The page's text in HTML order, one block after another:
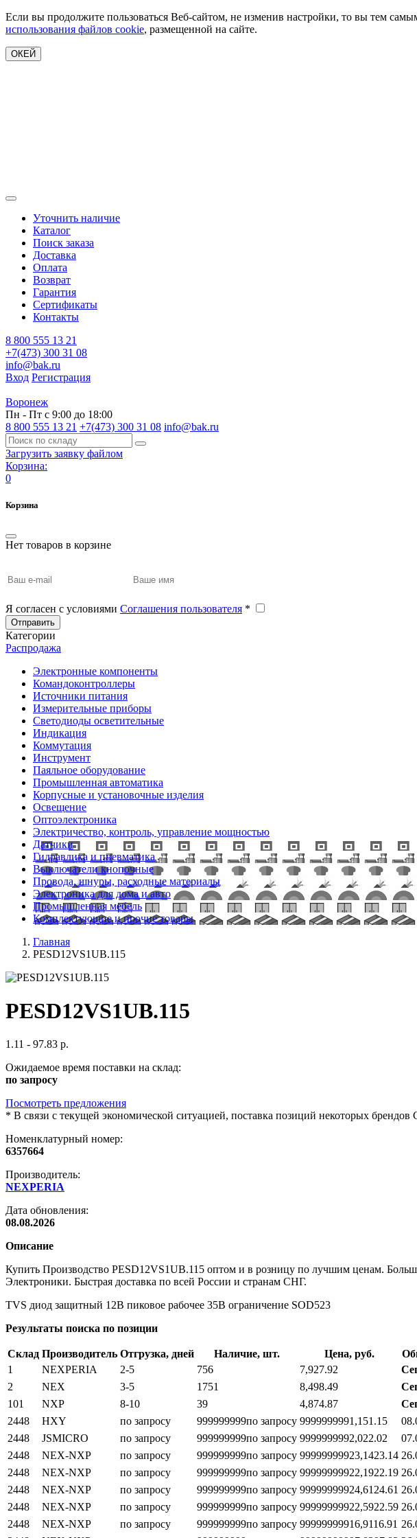
Если вы продолжите пользоваться Веб-сайтом, не изменив настройки, то вы тем
использования файлов cookie, размещенной на сайте.
ОКЕЙ
Уточнить наличие
Каталог
Поиск заказа
Доставка
Оплата
Возврат
Гарантия
Сертификаты
Контакты
8 800 555 13 21
+7(473) 300 31 08
info@bak.ru
Вход Регистрация
Воронеж
Пн - Пт с 9:00 до 18:00
8 800 555 13 21 +7(473) 300 31 08 info@bak.ru
Загрузить заявку файлом
Корзина:
0
Корзина
Нет товаров в корзине
Я согласен с условиями Соглашения пользователя *
Отправить
Категории
Распродажа
Электронные компоненты
Командоконтроллеры
Источники питания
Измерительные приборы
Светодиоды осветительные
Индикация
Коммутация
Инструмент
Паяльное оборудование
Промышленная автоматика
Корпусные и установочные изделия
Освещение
Оптоэлектроника
Электричество, контроль, управление мощностью
Датчики
Гидравлика и пневматика
Выключатели кнопочные
Провода, шнуры, расходные материалы
Электроника для дома и авто
Промышленная мебель
Комплектующие и прочие товары
Главная
PESD12VS1UB.115
PESD12VS1UB.115
1.11 - 97.83 р.
Ожидаемое время поставки на склад:
по запросу
Посмотреть предложения
* В связи с текущей экономической ситуацией, поставка позиций некоторых
Номенклатурный номер:
6357664
Производитель:
NEXPERIA
Дата обновления:
08.08.2026
Описание
Купить Производство PESD12VS1UB.115 оптом и в розницу по лучшим ценам.
Электроники. Быстрая доставка по всей России и странам СНГ.
TVS диод защитный 12В пиковое рабочее 35В ограничение SOD523
Результаты поиска по позиции
Склад Производитель Отгрузка, дней Наличие, шт. Цена, руб.
1
NEXPERIA 2-5 756 7,927.92
2
NEX 3-5 1751 8,498.49
101
NXP 8-10 39 4,874.87
2448
HXY по запросу 999999999по запросу 9999999991,151.15
2448 JSMICRO по запросу 999999999по запросу 9999999992,022.02
2448 NEX-NXP по запросу 999999999по запросу 99999999923,1423.14
2448 NEX-NXP по запросу 999999999по запросу 99999999922,1922.19
2448 NEX-NXP по запросу 999999999по запросу 99999999924,6124.61
2448 NEX-NXP по запросу 999999999по запросу 99999999922,5922.59
2448 NEX-NXP по запросу 999999999по запросу 99999999916,9116.91